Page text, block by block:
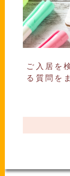
ご入居を
る質問を